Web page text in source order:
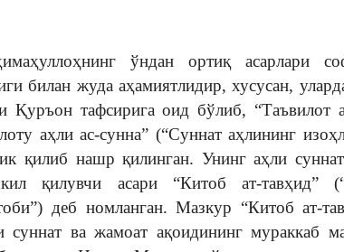
ўндан ортиқ асарлари
билан жуда аҳамиятлидир, хусусан,
Қуръон тафсирига оид бўлиб, “Таъвилот
аҳли ас-сунна” (“Суннат аҳлининг
қилиб нашр қилинган. Унинг аҳли
қилувчи асари “Китоб ат-тавҳид”
деб номланган. Мазкур “Китоб ат-
ва жамоат ақоидининг мураккаб